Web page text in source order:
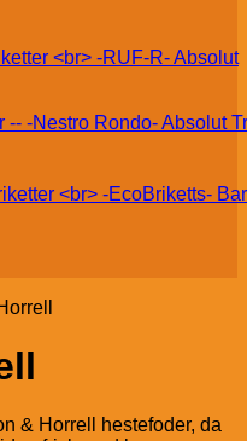
Absolut
Absolut
& Horrell hestefoder, da